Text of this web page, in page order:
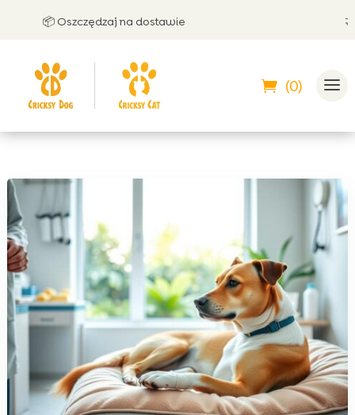
📦 Oszczędzaj na dostawie 🤝
(0)